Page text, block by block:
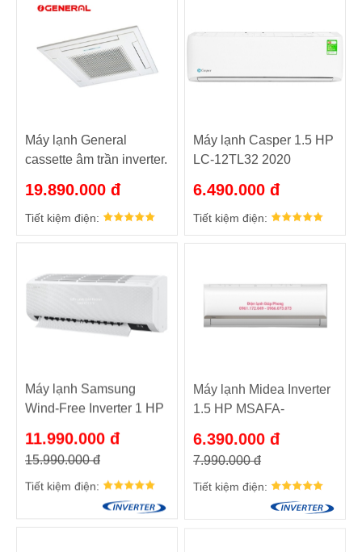
Máy lạnh General
cassette âm trần inverter.
A/AOGG12LBLA-A
19.890.000 đ
Tiết kiệm điện:
Máy lạnh Casper 1.5 HP
LC-12TL32 2020
6.490.000 đ
Tiết kiệm điện:
Máy lạnh Samsung
Wind-Free Inverter 1 HP
11.990.000 đ
15.990.000 đ
Tiết kiệm điện:
Máy lạnh Midea Inverter
1.5 HP MSAFA-
6.390.000 đ
7.990.000 đ
Tiết kiệm điện: